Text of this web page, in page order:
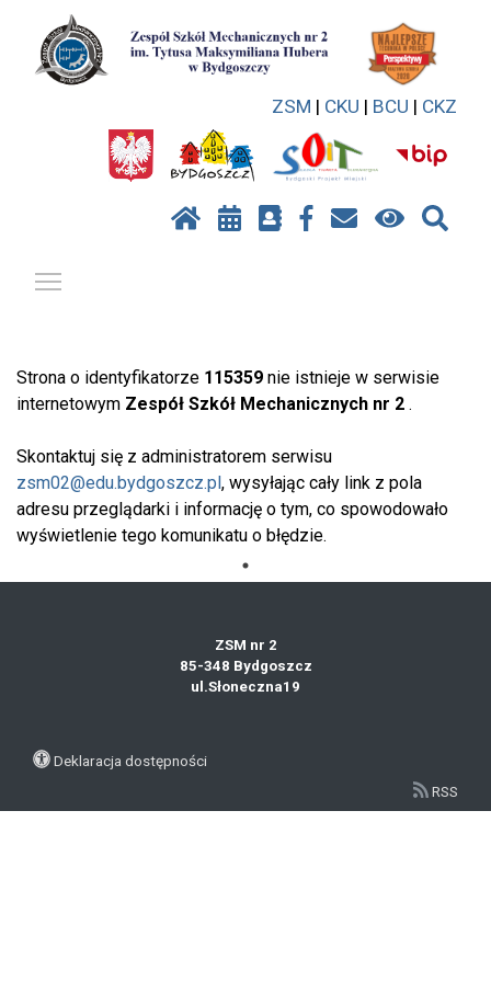
ZSM | CKU | BCU | CKZ
Strona o identyfikatorze 115359 nie istnieje w serwisie
internetowym Zespół Szkół Mechanicznych nr 2 .
Skontaktuj się z administratorem serwisu
zsm02@edu.bydgoszcz.pl, wysyłając cały link z pola
adresu przeglądarki i informację o tym, co spowodowało
wyświetlenie tego komunikatu o błędzie.
ZSM nr 2
85-348 Bydgoszcz
ul.Słoneczna19
Deklaracja dostępności
RSS